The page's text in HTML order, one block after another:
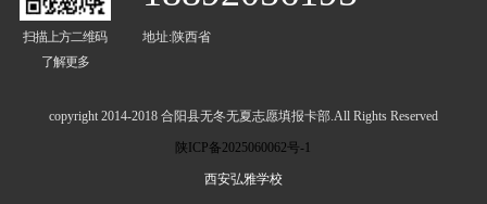
扫描上方二维码
了解更多
地址:陕西省
copyright 2014-2018 合阳县无冬无夏志愿填报卡部.All Rights Reserved
陕ICP备2025060062号-1
西安弘雅学校